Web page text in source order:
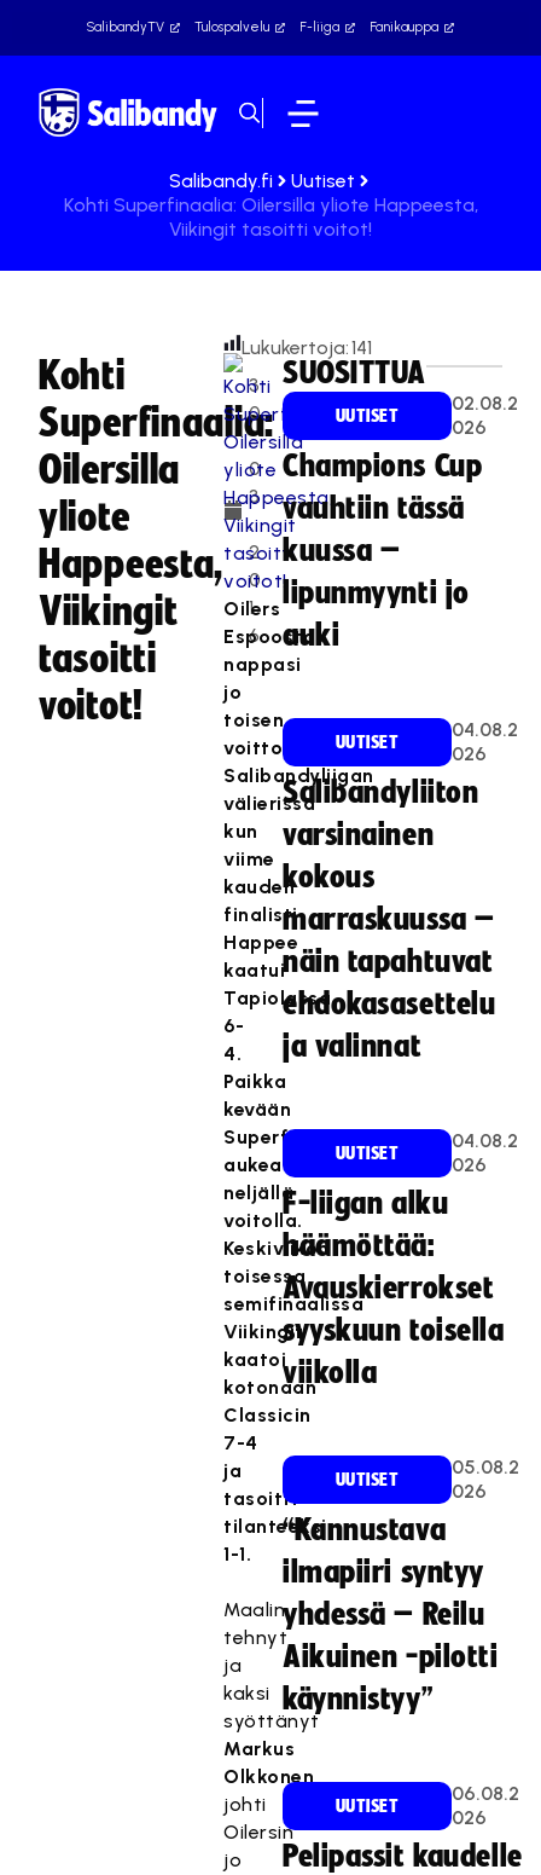
SalibandyTV Tulospalvelu F-liiga Fanikauppa
Salibandy.fi
Uutiset
Kohti Superfinaalia: Oilersilla yliote Happeesta,
Viikingit tasoitti voitot!
Kohti
Superfinaalia:
Oilersilla
yliote
Happeesta,
Viikingit
tasoitti
voitot!
3
0
.
0
3
.
2
0
1
6
Lukukertoja:141
Oilers
Espoosta
nappasi
jo
toisen
voittonsa
Salibandyliigan
välierissä
kun
viime
kauden
finalisti
Happee
kaatui
Tapiolassa
6-
4.
Paikka
kevään
Superfinaalissa
aukeaa
neljällä
voitolla.
Keskiviikon
toisessa
semifinaalissa
Viikingit
kaatoi
kotonaan
Classicin
7-4
ja
tasoitti
tilanteeksi
1-1.
Maalin
tehnyt
ja
kaksi
syöttänyt
Markus
Olkkonen
johti
Oilersin
jo
SUOSITTUA
UUTISET
02.08.2
026
Champions Cup
vauhtiin tässä
kuussa –
lipunmyynti jo
auki
UUTISET
04.08.2
026
Salibandyliiton
varsinainen
kokous
marraskuussa –
näin tapahtuvat
ehdokasasettelu
ja valinnat
UUTISET
04.08.2
026
F-liigan alku
häämöttää:
Avauskierrokset
syyskuun toisella
viikolla
UUTISET
05.08.2
026
“Kannustava
ilmapiiri syntyy
yhdessä – Reilu
Aikuinen -pilotti
käynnistyy”
UUTISET
06.08.2
026
Pelipassit kaudelle